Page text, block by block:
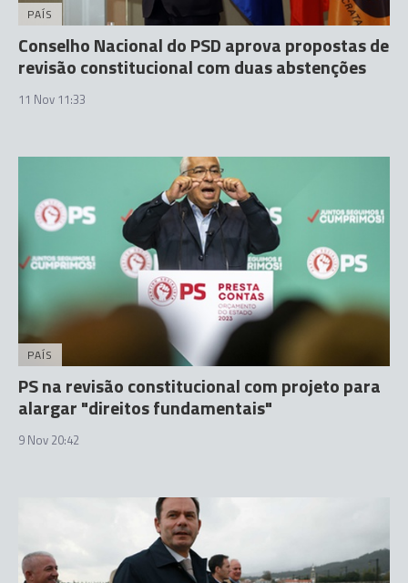
PAÍS
Conselho Nacional do PSD aprova propostas de
revisão constitucional com duas abstenções
11 Nov 11:33
PAÍS
PS na revisão constitucional com projeto para
alargar "direitos fundamentais"
9 Nov 20:42